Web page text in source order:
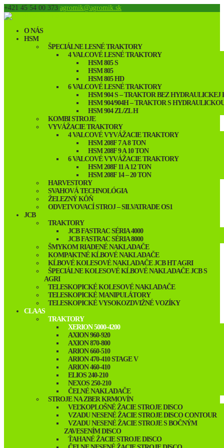
+421 45 54 00 373 agromik@agromik.sk
O NÁS
HSM
ŠPECIÁLNE LESNÉ TRAKTORY
4 VALCOVÉ LESNÉ TRAKTORY
HSM 805 S
HSM 805
HSM 805 HD
6 VALCOVÉ LESNÉ TRAKTORY
HSM 904 S – TRAKTOR BEZ HYDRAULICKEJ
HSM 904/904H – TRAKTOR S
HSM 904 ZL/ZL H
KOMBI STROJE
VYVÁŽACIE TRAKTORY
4 VALCOVÉ VYVÁŽACIE TRAKTORY
HSM 208F 7 A 8 TON
HSM 208F 9 A 10 TON
6 VALCOVÉ VYVÁŽACIE TRAKTORY
HSM 208F 11 A 12 TON
HSM 208F 14 – 20 TON
HARVESTORY
SVAHOVÁ TECHNOLÓGIA
ŽELEZNÝ KÔŇ
ODVETVOVACÍ STROJ – SILVATRADE OS1
JCB
TRAKTORY
JCB FASTRAC SÉRIA 4000
JCB FASTRAC SÉRIA 8000
ŠMYKOM RIADENÉ NAKLADAČE
KOMPAKTNÉ KĹBOVÉ NAKLADAČE
KĹBOVÉ KOLESOVÉ NAKLADAČE JCB HT AGRI
ŠPECIÁLNE KOLESOVÉ KĹBOVÉ NAKLADAČE JCB S
AGRI
TELESKOPICKÉ KOLESOVÉ NAKLADAČE
TELESKOPICKÉ MANIPULÁTORY
TELESKOPICKÉ VYSOKOZDVIŽNÉ VOZÍKY
CLAAS
TRAKTORY
XERION 5000-4200
AXION 960-920
AXION 870-800
ARION 660-510
ARION 470-410 STAGE V
ARION 460-410
ELIOS 240-210
NEXOS 250-210
ČELNÉ NAKLADAČE
STROJE NA ZBER KRMOVÍN
VEĽKOPLOŠNÉ ŽACIE STROJE DISCO
VZADU NESENÉ ŽACIE STROJE DISCO CONTOUR
VZADU NESENÉ ŽACIE STROJE S BOČNÝM
ZAVESENÍM DISCO
ŤAHANÉ ŽACIE STROJE DISCO